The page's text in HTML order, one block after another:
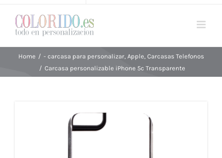
Home / - carcasa para personalizar, Apple, Carcasas Telefonos
/ Carcasa personalizable iPhone 5c Transparente